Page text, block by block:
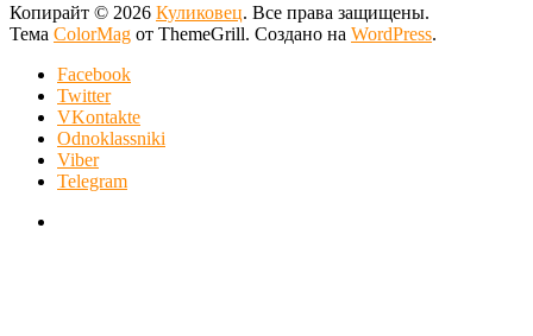
Копирайт © 2026 Куликовец. Все права защищены.
Тема ColorMag от ThemeGrill. Создано на WordPress.
Facebook
Twitter
VKontakte
Odnoklassniki
Viber
Telegram